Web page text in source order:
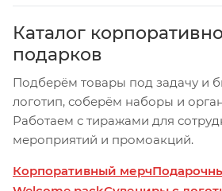
Каталог
подарков
Подберём товары под задачу и
логотип, соберём наборы и
Работаем с тиражами для
мероприятий и промоакций.
Корпоративный мерч